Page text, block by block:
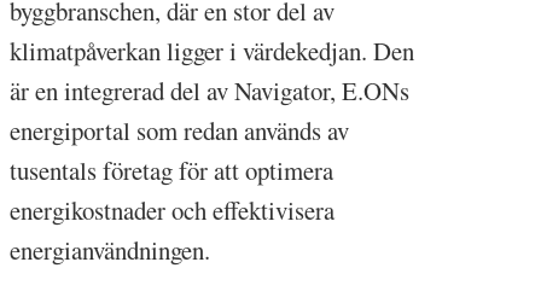
byggbranschen, där en stor del av
klimatpåverkan ligger i värdekedjan. Den
är en integrerad del av Navigator, E.ONs
energiportal som redan används av
tusentals företag för att optimera
energikostnader och effektivisera
energianvändningen.